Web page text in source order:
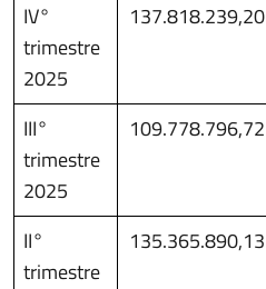
IV°
trimestre
2025
137.818.239,20
III°
trimestre
2025
109.778.796,72
II°
trimestre
135.365.890,13